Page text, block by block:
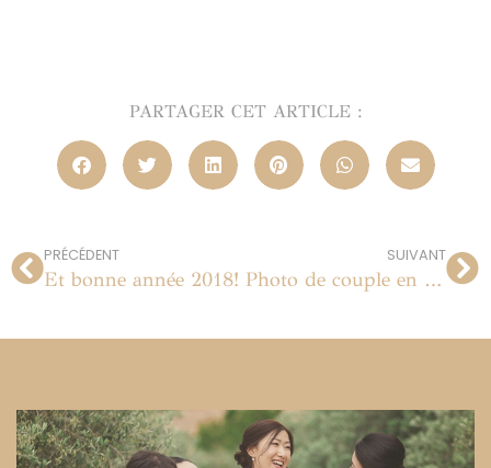
PARTAGER CET ARTICLE :
PRÉCÉDENT
Et bonne année 2018!
SUIVANT
Photo de couple en studio | Paris